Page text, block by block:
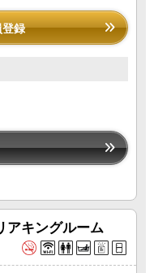
録
アキングルーム